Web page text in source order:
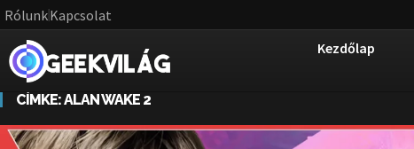
RólunkKapcsolat
Kezdőlap
CÍMKE:ALAN WAKE 2